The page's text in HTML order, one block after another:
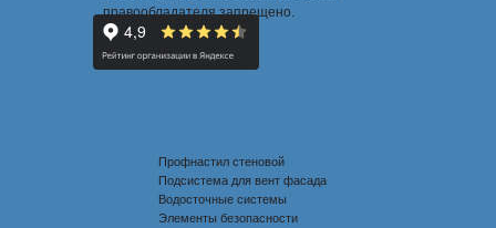
правообладателя запрещено.
Профнастил стеновой
Подсистема для вент фасада
Водосточные системы
Элементы безопасности